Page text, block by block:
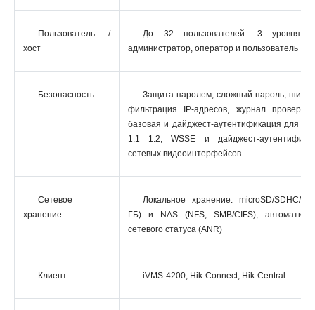
Пользователь /
хост
До 32 пользователей. 3 уровня
администратор, оператор и пользователь
Безопасность
Защита паролем, сложный пароль,
фильтрация IP-адресов, журнал проверки
базовая и дайджест-аутентификация для
1.1 1.2, WSSE и дайджест-
сетевых видеоинтерфейсов
Сетевое
хранение
Локальное хранение: microSD/SDHC/
ГБ) и NAS (NFS, SMB/CIFS),
сетевого статуса (ANR)
Клиент iVMS-4200, Hik-Connect, Hik-Central